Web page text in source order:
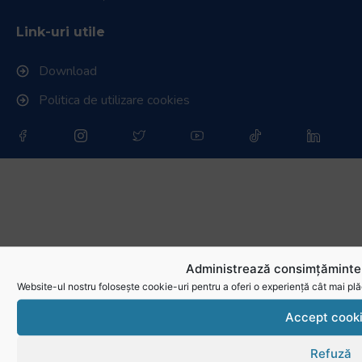
Administrează
Website-ul nostru folosește cookie-uri pentru a oferi o experiență cât mai
Accept
Refuză
Link-uri utile
Download
Politica de utilizare cookies